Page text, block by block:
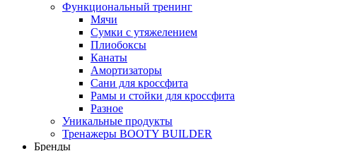
Функциональный тренинг
Мячи
Сумки с утяжелением
Плиобоксы
Канаты
Амортизаторы
Сани для кроссфита
Рамы и стойки для кроссфита
Разное
Уникальные продукты
Тренажеры BOOTY BUILDER
Бренды